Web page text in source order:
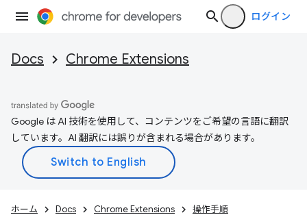
ログイン
Docs Chrome Extensions
Google は AI 技術を使用して、コンテンツをご希望の言語に翻訳
しています。AI 翻訳には誤りが含まれる場合があります。
ホーム Docs Chrome Extensions 操作手順